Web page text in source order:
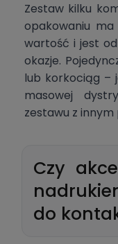
Zestaw kilku
opakowaniu
wartość i jest
okazje.
lub korkociąg –
masowej
zestawu z
Czy
do